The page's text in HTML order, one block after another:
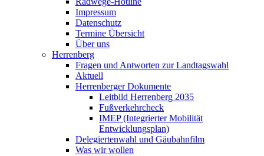
Impressum
Datenschutz
Termine Übersicht
Über uns
Herrenberg
Fragen und Antworten zur Landtagswahl
Aktuell
Herrenberger Dokumente
Leitbild Herrenberg 2035
Fußverkehrcheck
IMEP (Integrierter Mobilität
Entwicklungsplan)
Delegiertenwahl und Gäubahnfilm
Was wir wollen